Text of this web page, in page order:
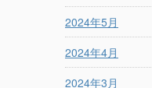
2024年5月
2024年4月
2024年3月